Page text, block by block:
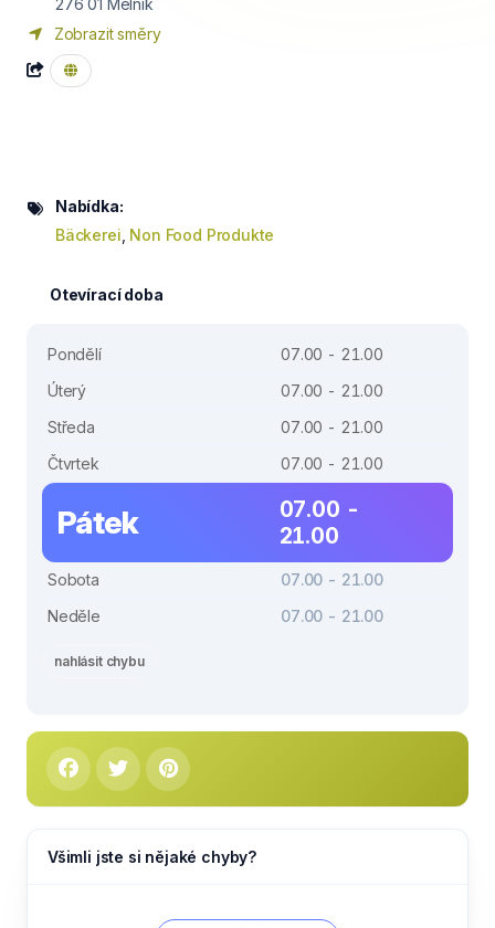
276 01 Mělník
Zobrazit směry
Nabídka:
Bäckerei Non Food Produkte
Otevírací doba
Pondělí
07.00 - 21.00
Úterý
07.00 - 21.00
Středa
07.00 - 21.00
Čtvrtek
07.00 - 21.00
Pátek
07.00 -
21.00
Sobota
07.00 - 21.00
Neděle
07.00 - 21.00
nahlásit chybu
Všimli jste si nějaké chyby?